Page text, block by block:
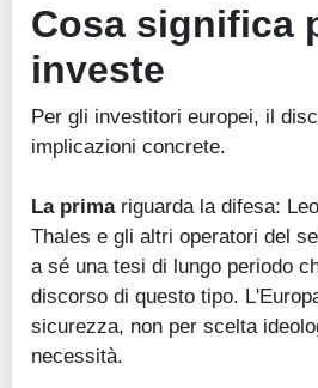
Cosa significa
investe
Per gli investitori europei, il
implicazioni concrete.
La primariguarda la difesa:
Thales e gli altri operatori del
a sé una tesi di lungo periodo
discorso di questo tipo.
sicurezza, non per scelta
necessità.